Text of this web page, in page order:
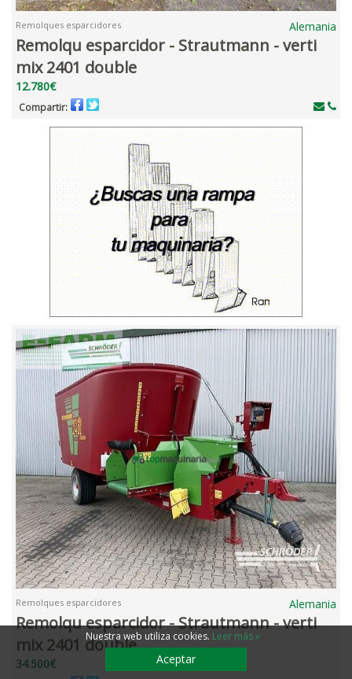
Remolques esparcidores Alemania
Remolqu esparcidor - Strautmann - verti
mix 2401 double
12.780€
Compartir:
Remolques esparcidores Alemania
Remolqu esparcidor - Strautmann - verti
mix 2401 double
34.500€
Nuestra web utiliza cookies. Leer más »
Aceptar